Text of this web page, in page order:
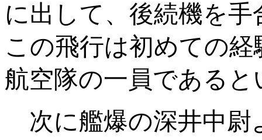
に出して、後続機を
この飛行は初めての
航空隊の一員である
次に艦爆の深井中尉